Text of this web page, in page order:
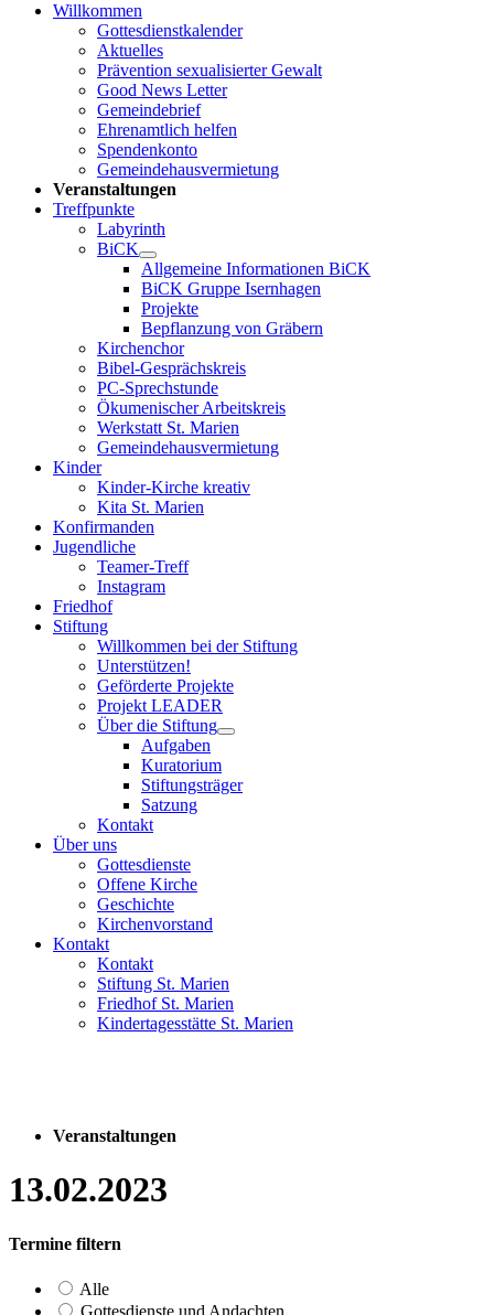
Willkommen
Gottesdienstkalender
Aktuelles
Prävention sexualisierter Gewalt
Good News Letter
Gemeindebrief
Ehrenamtlich helfen
Spendenkonto
Gemeindehausvermietung
Veranstaltungen
Treffpunkte
Labyrinth
BiCK
Allgemeine Informationen BiCK
BiCK Gruppe Isernhagen
Projekte
Bepflanzung von Gräbern
Kirchenchor
Bibel-Gesprächskreis
PC-Sprechstunde
Ökumenischer Arbeitskreis
Werkstatt St. Marien
Gemeindehausvermietung
Kinder
Kinder-Kirche kreativ
Kita St. Marien
Konfirmanden
Jugendliche
Teamer-Treff
Instagram
Friedhof
Stiftung
Willkommen bei der Stiftung
Unterstützen!
Geförderte Projekte
Projekt LEADER
Über die Stiftung
Aufgaben
Kuratorium
Stiftungsträger
Satzung
Kontakt
Über uns
Gottesdienste
Offene Kirche
Geschichte
Kirchenvorstand
Kontakt
Kontakt
Stiftung St. Marien
Friedhof St. Marien
Kindertagesstätte St. Marien
Veranstaltungen
13.02.2023
Termine filtern
Alle